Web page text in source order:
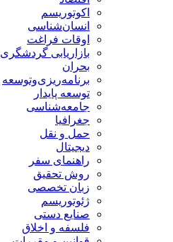
اکوتوریسم
انسان‌شناسی
اوقات فراغت
بازاریابی گردشگری
بحران
برنامه‌ریزی‌وتوسعه
توسعه پایدار
جامعه‌شناسی
جغرافیا
حمل و نقل
دیجیتال
راهنمای سفر
روش تحقیق
زبان تخصصی
ژئوتوریسم
صنایع دستی
فلسفه و اخلاق